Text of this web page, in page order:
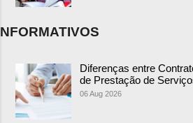
NFORMATIVOS
Diferenças entre
de Prestação de
06 Aug 2026